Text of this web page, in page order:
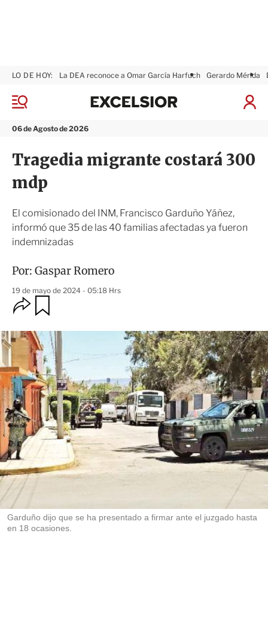
M
n
06 de Agosto de 2026
LO DE HOY: La DEA reconoce a Omar García Harfuch Gerardo Mérida
I
i
a
x
i
Tragedia migrante costará 300
mdp
El comisionado del INM, Francisco Garduño Yáñez,
informó que 35 de las 40 familias afectadas ya fueron
indemnizadas
Por: Gaspar Romero
19 de mayo de 2024 - 05:18 Hrs
O
p
i
o
n
e
s
d
e
c
o
m
p
a
r
r
d
a
r
Garduño dijo que se ha presentado a firmar ante el juzgado hasta
en 18 ocasiones.